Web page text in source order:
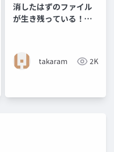
消したはずのファイル
が生き残っている！？
takaram 2K